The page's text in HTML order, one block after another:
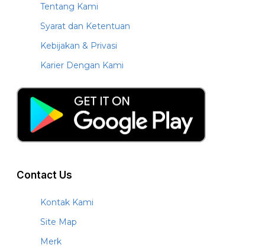
Tentang Kami
Syarat dan Ketentuan
Kebijakan & Privasi
Karier Dengan Kami
Contact Us
Kontak Kami
Site Map
Merk